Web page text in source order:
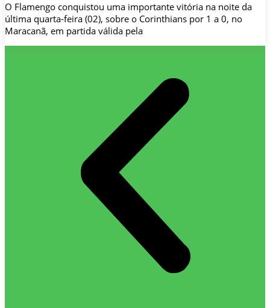
O Flamengo conquistou uma importante vitória na noite da
última quarta-feira (02), sobre o Corinthians por 1 a 0, no
Maracanã, em partida válida pela